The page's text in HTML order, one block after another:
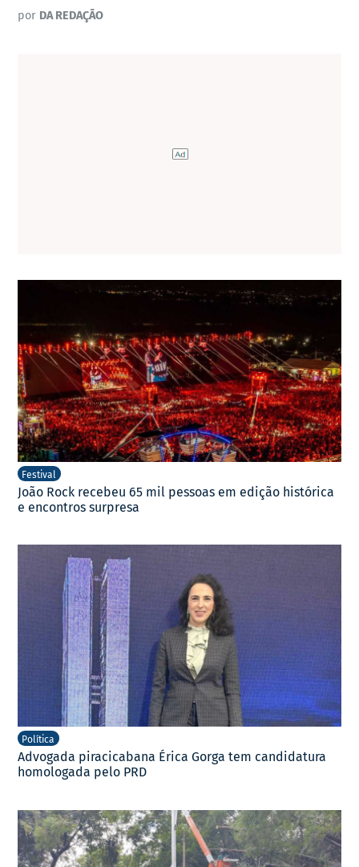
por DA REDAÇÃO
Festival
João Rock recebeu 65 mil pessoas em edição histórica
e encontros surpresa
Política
Advogada piracicabana Érica Gorga tem candidatura
homologada pelo PRD